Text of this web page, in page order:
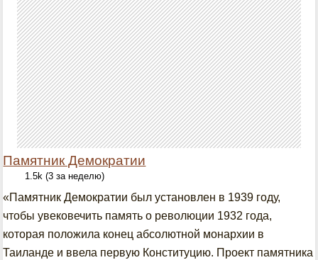
Памятник Демократии
1.5k (3 за неделю)
«Памятник Демократии был установлен в 1939 году,
чтобы увековечить память о революции 1932 года,
которая положила конец абсолютной монархии в
Таиланде и ввела первую Конституцию. Проект памятника